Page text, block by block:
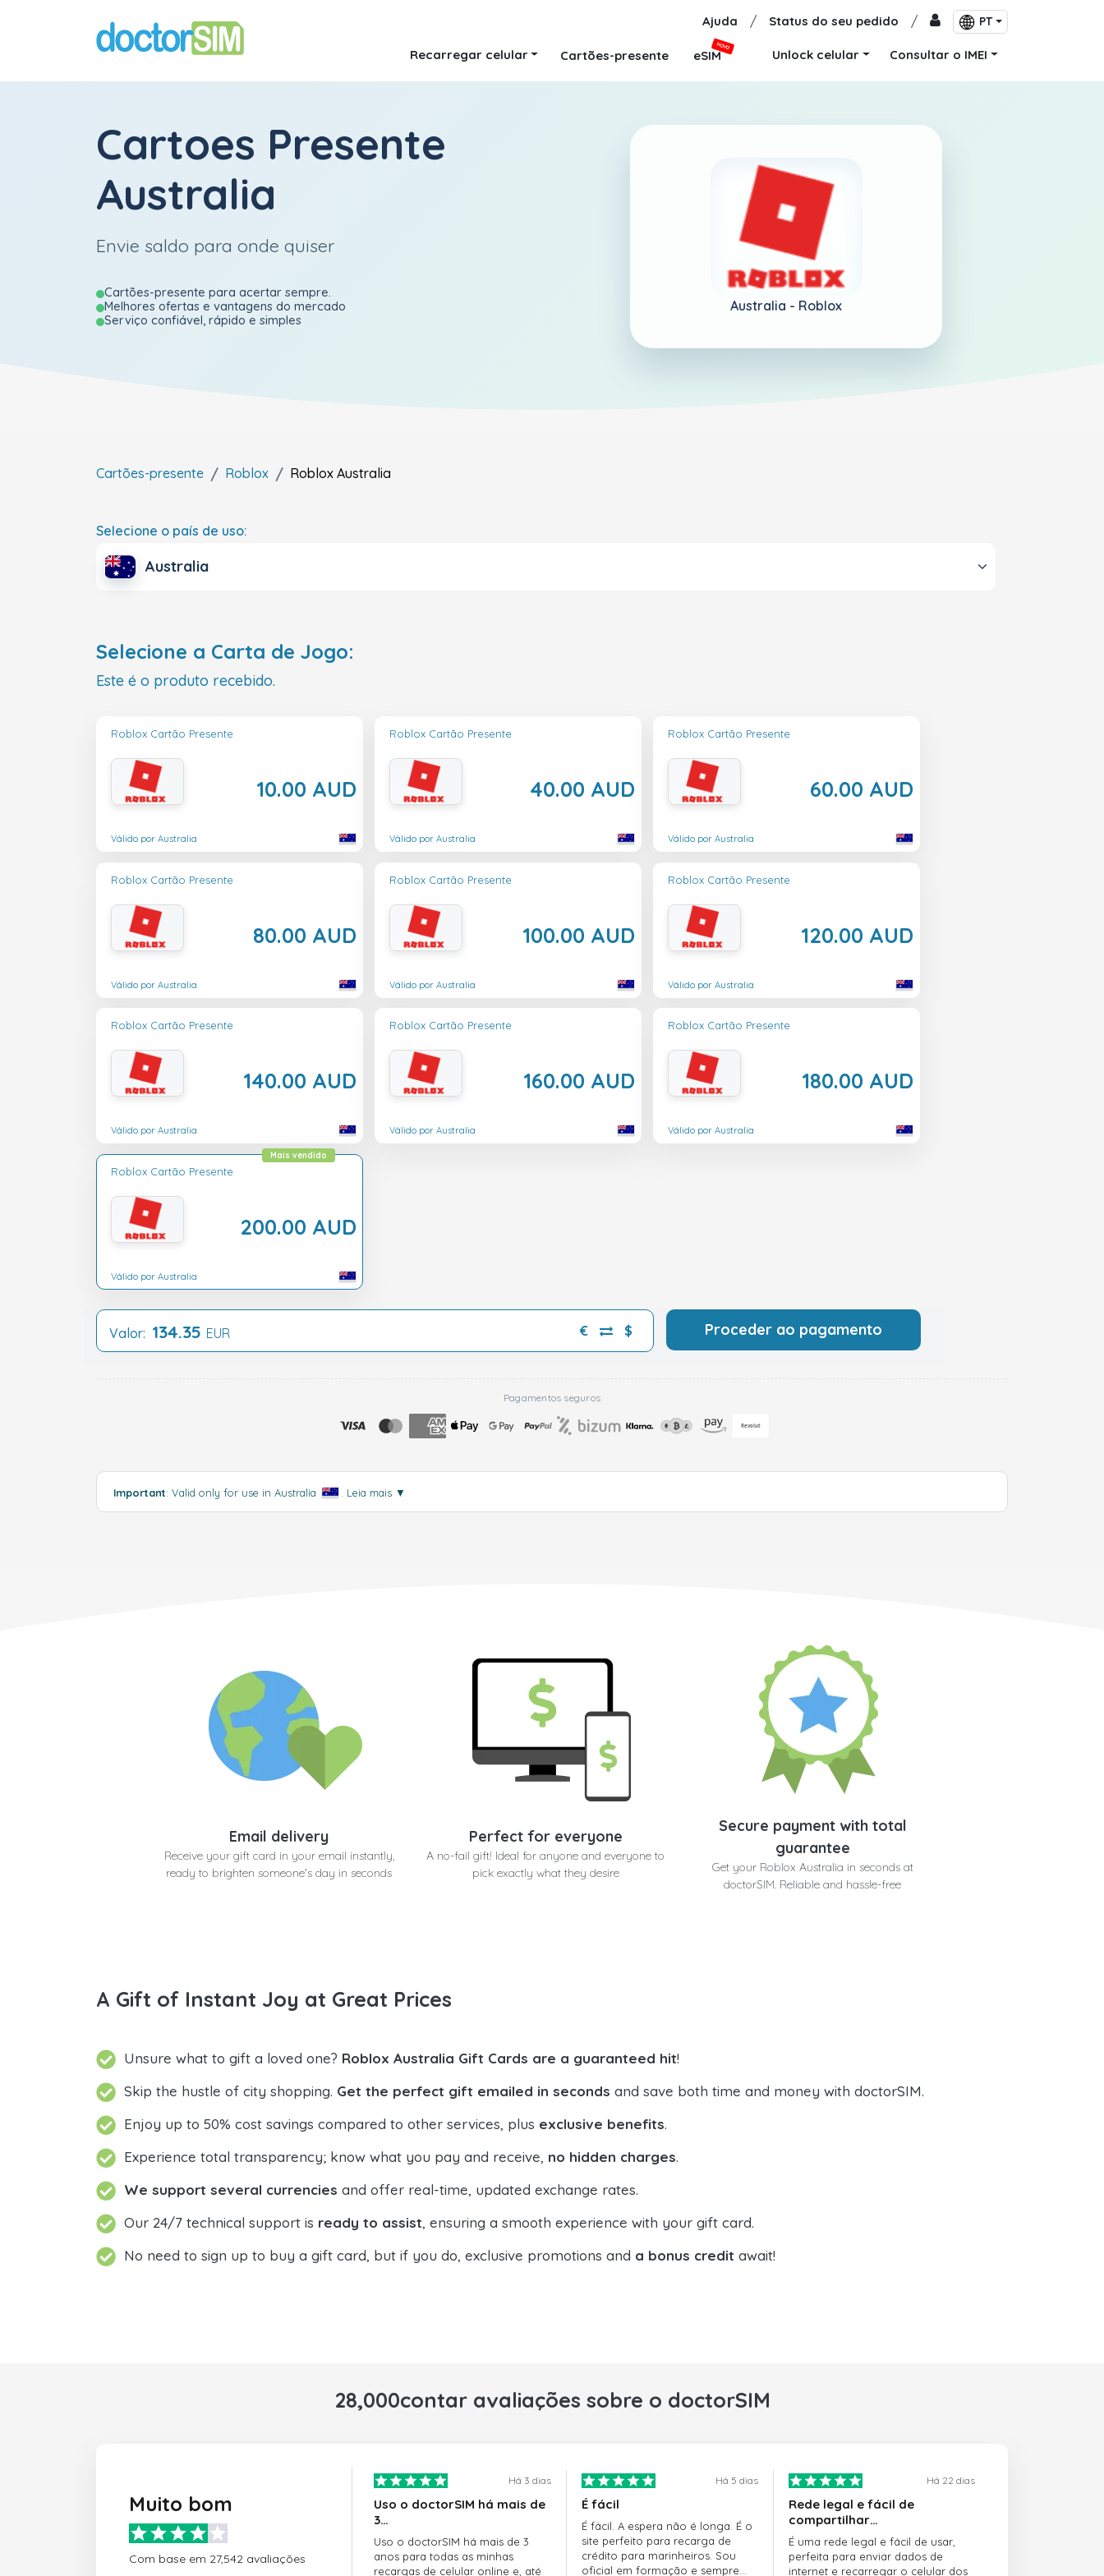
Ajuda / Status do seu pedido / PT
Recarregar celular Cartões-presente eSIM
NOVO
Unlock celular Consultar o IMEI
Cartoes Presente
Australia
Envie saldo para onde quiser
Cartões-presente para acertar sempre.
Melhores ofertas e vantagens do mercado
Serviço confiável, rápido e simples
Australia - Roblox
Cartões-presente Roblox Roblox Australia
Selecione o país de uso:
Australia
Selecione a Carta de Jogo:
Este é o produto recebido.
Roblox Cartão Presente
10.00 AUD
Válido por Australia
Roblox Cartão Presente
40.00 AUD
Válido por Australia
Roblox Cartão Presente
60.00 AUD
Válido por Australia
Roblox Cartão Presente
80.00 AUD
Válido por Australia
Roblox Cartão Presente
100.00 AUD
Válido por Australia
Roblox Cartão Presente
120.00 AUD
Válido por Australia
Roblox Cartão Presente
140.00 AUD
Válido por Australia
Roblox Cartão Presente
160.00 AUD
Válido por Australia
Roblox Cartão Presente
180.00 AUD
Válido por Australia
Roblox Cartão Presente
200.00 AUD
Mais vendido
Válido por Australia
Valor: 134.35 EUR € $ Proceder ao pagamento
Pagamentos seguros
Important: Valid only for use in Australia Leia mais ▼
Email delivery
Receive your gift card in your email instantly,
ready to brighten someone's day in seconds
Perfect for everyone
A no-fail gift! Ideal for anyone and everyone to
pick exactly what they desire
Secure payment with total
guarantee
Get your Roblox Australia in seconds at
doctorSIM. Reliable and hassle-free
A Gift of Instant Joy at Great Prices
Unsure what to gift a loved one? Roblox Australia Gift Cards are a guaranteed hit!
Skip the hustle of city shopping. Get the perfect gift emailed in seconds and save both time and money with doctorSIM.
Enjoy up to 50% cost savings compared to other services, plus exclusive benefits.
Experience total transparency; know what you pay and receive, no hidden charges.
We support several currencies and offer real-time, updated exchange rates.
Our 24/7 technical support is ready to assist, ensuring a smooth experience with your gift card.
No need to sign up to buy a gift card, but if you do, exclusive promotions and a bonus credit await!
28,000contar avaliações sobre o doctorSIM
Muito bom
Com base em 27,542 avaliações
Há 3 dias
Uso o doctorSIM há mais de
3…
Uso o doctorSIM há mais de 3
anos para todas as minhas
recargas de celular online e, até
Há 5 dias
É fácil
É fácil. A espera não é longa. É o
site perfeito para recarga de
crédito para marinheiros. Sou
oficial em formação e sempre
Há 22 dias
Rede legal e fácil de
compartilhar…
É uma rede legal e fácil de usar,
perfeita para enviar dados de
internet e recarregar o celular dos